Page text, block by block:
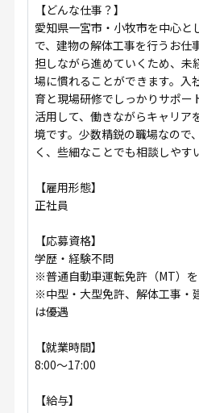
【どんな仕事？】
愛知県一宮市・小牧市を中心と
で、建物の解体工事を行うお仕
担しながら進めていくため、未
場に慣れることができます。入
育と現場研修でしっかりサポー
活用して、働きながらキャリア
境です。少数精鋭の職場なので
く、些細なことでも相談しやす
【雇用形態】
正社員
【応募資格】
学歴・経験不問
※普通自動車運転免許（MT）
※中型・大型免許、解体工事・
は優遇
【就業時間】
8:00〜17:00
【給与】